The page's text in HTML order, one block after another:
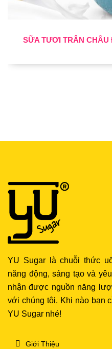
SỮA TƯƠI TRÂN
YU Sugar là chuỗi thức
năng động, sáng tạo và
nhận được nguồn năng
với chúng tôi. Khi nào bạn
YU Sugar nhé!
Giới Thiệu